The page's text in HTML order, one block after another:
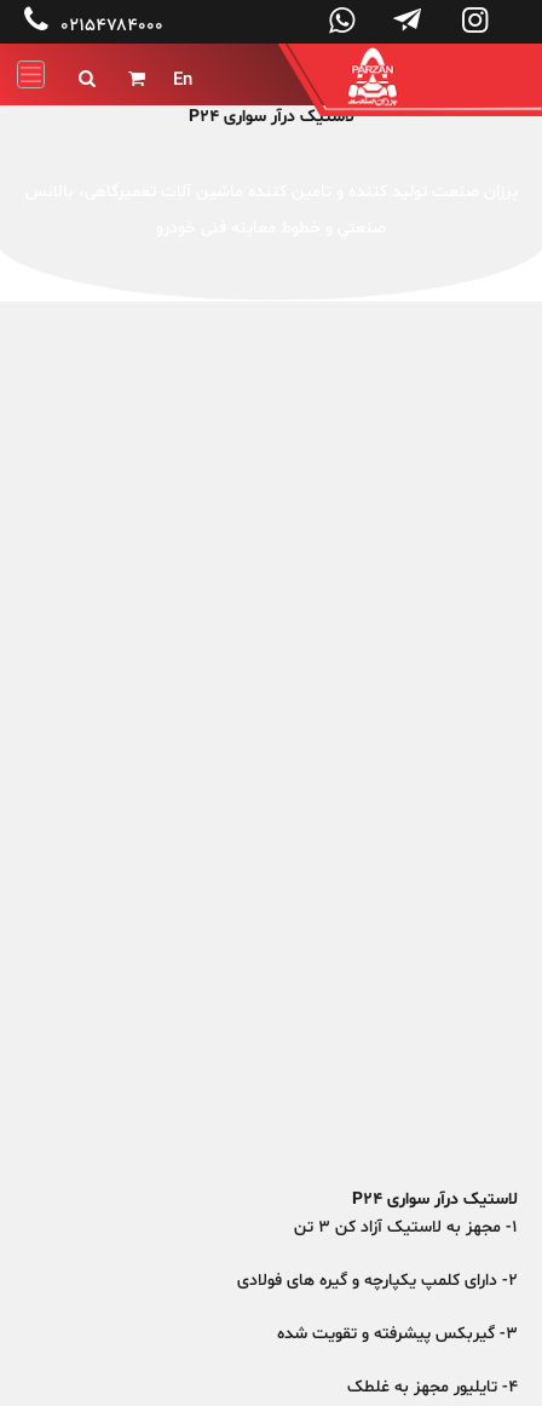



 ۰۲۱۵۴۷۸۴۰۰۰
En


لاستیک درآر سواری P24
لاستیک درآر سواری P24
1- مجهز به لاستیک آزاد کن 3 تن
2- دارای کلمپ یکپارچه و گیره های فولادی
3- گیربکس پیشرفته و تقویت شده
4- تایلیور مجهز به غلطک